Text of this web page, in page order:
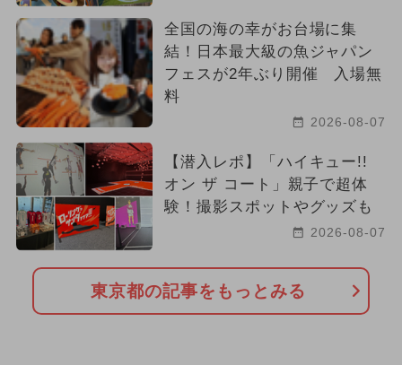
全国の海の幸がお台場に集
結！日本最大級の魚ジャパン
フェスが2年ぶり開催 入場無
料
2026-08-07
【潜入レポ】「ハイキュー!!
オン ザ コート」親子で超体
験！撮影スポットやグッズも
2026-08-07
東京都の記事をもっとみる